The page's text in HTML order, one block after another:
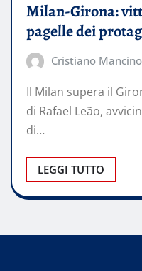
Milan-Girona:
pagelle dei
Cristiano Mancino
Il Milan supera il
di Rafael Leão,
di…
LEGGI TUTTO